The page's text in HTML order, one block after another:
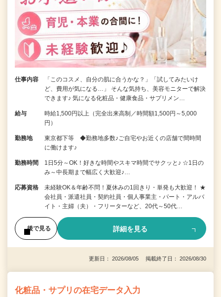
仕事内容
「このコスメ、自分の肌に合うかな？」「試してみたいけ
ど、費用が気になる…」 そんな気持ち、美容モニターで解決
できます♪ 気になる化粧品・健康食品・サプリメン…
給与
時給1,500円以上（完全出来高制／時間額1,500円～5,000
円）
勤務地
東京都下等 ◆勤務地多数♪ご自宅やお近くの店舗で間時間
に働けます♪
勤務時間
1日5分～OK！好きな時間やスキマ時間でサクッと♪ ☆1日の
み～中長期まで幅広く大歓迎♪…
応募資格
未経験OK＆年齢不問！夏休みの1回きり・単発も大歓迎！ ★
会社員・派遣社員・契約社員・個人事業主・パート・アルバ
イト・主婦（夫）・フリーターなど、20代～50代…
後で見る 詳細を見る
更新日： 2026/08/05 掲載終了日： 2026/08/30
化粧品・サプリの在宅データ入力